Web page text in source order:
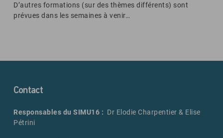
D’autres formations (sur des thèmes différents) sont
prévues dans les semaines à venir…
Contact
Responsables du SIMU16 : Dr Elodie Charpentier & Elise
Pétrini